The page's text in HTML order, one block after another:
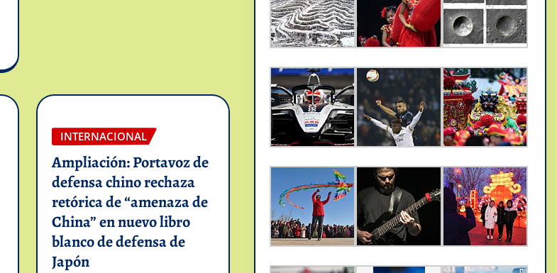
INTERNACIONAL
Ampliación: Portavoz de
defensa chino rechaza
retórica de “amenaza de
China” en nuevo libro
blanco de defensa de
Japón